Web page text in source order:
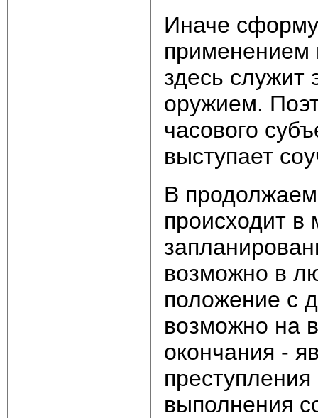
Иначе
применением
здесь служит
оружием.
часового
выступает
В
происходит в
возможно в
положение с
возможно на
окончания -
выполнения